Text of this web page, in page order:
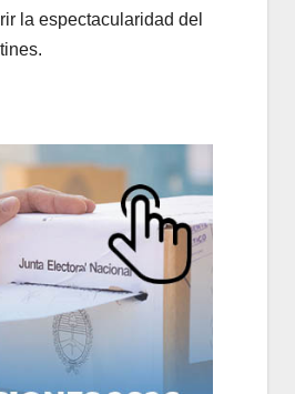
la espectacularidad del